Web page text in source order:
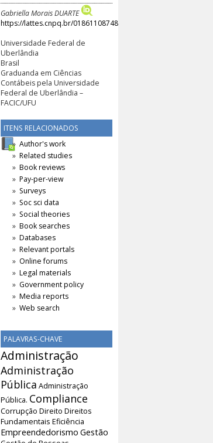
Gabriella Morais DUARTE
https://lattes.cnpq.br/0186110874804150
Universidade Federal de
Uberlândia
Brasil
Graduanda em Ciências
Contábeis pela Universidade
Federal de Uberlândia –
FACIC/UFU
ITENS RELACIONADOS
Author's work
Related studies
Book reviews
Pay-per-view
Surveys
Soc sci data
Social theories
Book searches
Databases
Relevant portals
Online forums
Legal materials
Government policy
Media reports
Web search
PALAVRAS-CHAVE
Administração
Administração
Pública Administração
Pública. Compliance
Corrupção Direito Direitos
Fundamentais Eficiência
Empreendedorismo Gestão